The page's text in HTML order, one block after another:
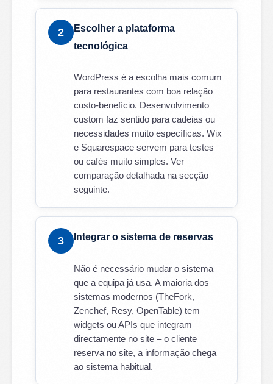
2
Escolher a plataforma
tecnológica
WordPress é a escolha mais comum
para restaurantes com boa relação
custo-benefício. Desenvolvimento
custom faz sentido para cadeias ou
necessidades muito específicas. Wix
e Squarespace servem para testes
ou cafés muito simples. Ver
comparação detalhada na secção
seguinte.
3 Integrar o sistema de reservas
Não é necessário mudar o sistema
que a equipa já usa. A maioria dos
sistemas modernos (TheFork,
Zenchef, Resy, OpenTable) tem
widgets ou APIs que integram
directamente no site – o cliente
reserva no site, a informação chega
ao sistema habitual.